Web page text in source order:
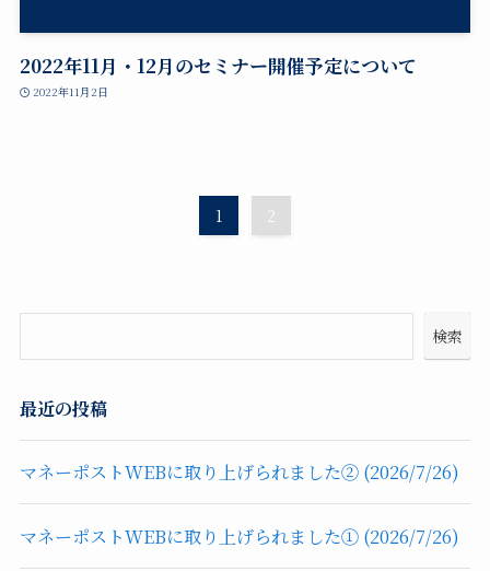
2022年11月・12月のセミナー開催予定について
2022年11月2日
1 2
検索
最近の投稿
マネーポストWEBに取り上げられました② (2026/7/26)
マネーポストWEBに取り上げられました① (2026/7/26)